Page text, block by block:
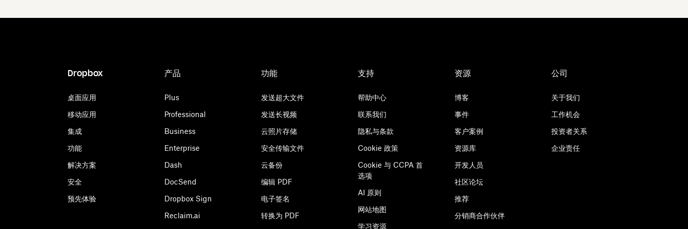
Dropbox
桌面应用
移动应用
集成
功能
解决方案
安全
预先体验
产品
Plus
Professional
Business
Enterprise
Dash
DocSend
Dropbox Sign
Reclaim.ai
功能
发送超大文件
发送长视频
云照片存储
安全传输文件
云备份
编辑 PDF
电子签名
转换为 PDF
支持
帮助中心
联系我们
隐私与条款
Cookie 政策
Cookie 与 CCPA 首
选项
AI 原则
网站地图
学习资源
资源
博客
事件
客户案例
资源库
开发人员
社区论坛
推荐
分销商合作伙伴
公司
关于我们
工作机会
投资者关系
企业责任